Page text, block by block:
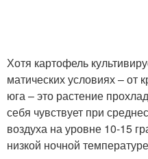
Хотя картофель
матических условиях – от
юга – это растение
себя чувствует при
воздуха на уровне 10-15
низкой ночной